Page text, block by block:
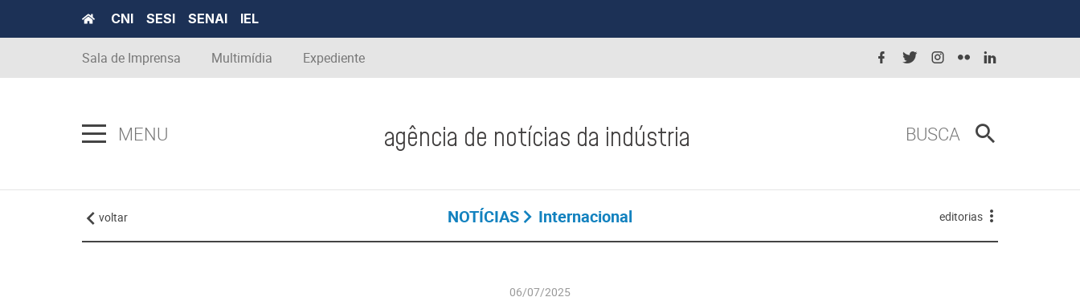
CNI SESI SENAI IEL
Sala de Imprensa Multimídia Expediente
MENU agência de notícias da indústria BUSCA
voltar NOTÍCIAS Internacional editorias
06/07/2025